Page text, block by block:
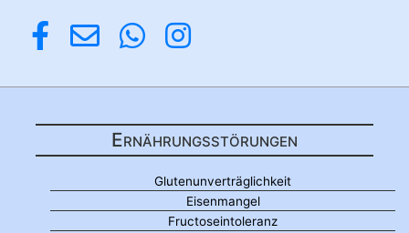
Ernährungsstörungen
Glutenunverträglichkeit
Eisenmangel
Fructoseintoleranz